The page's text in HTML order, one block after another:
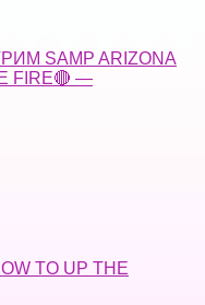
SAMP ARIZONA
FIRE🔴 —
TO UP THE